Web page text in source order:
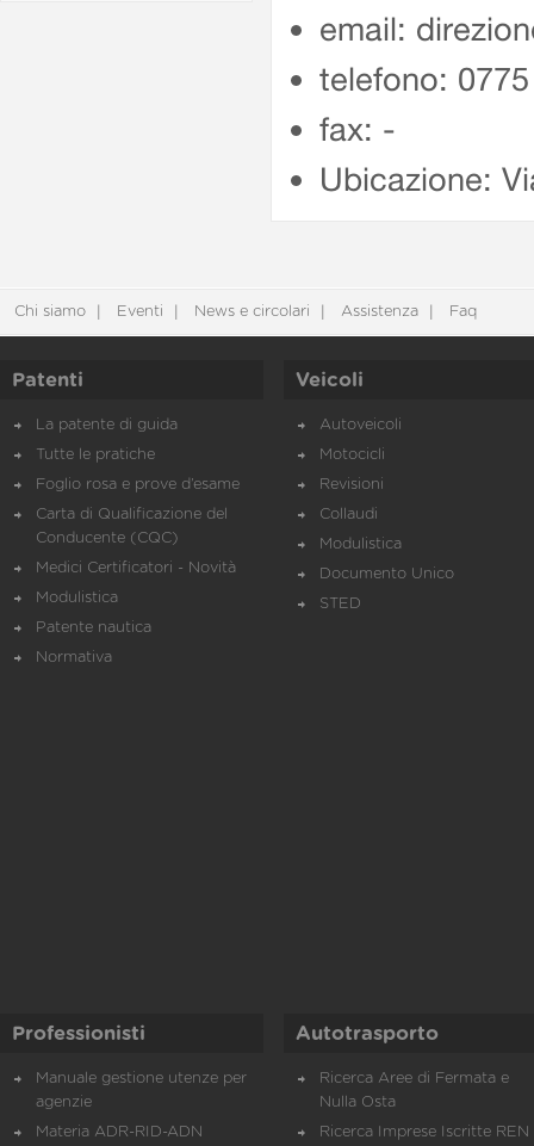
email:
telefono:
fax: -
Ubicazione:
Chi siamo Eventi News e circolari Assistenza Faq
Patenti
La patente di guida
Tutte le pratiche
Foglio rosa e prove d’esame
Carta di Qualificazione del
Conducente (CQC)
Medici Certificatori - Novità
Modulistica
Patente nautica
Normativa
Veicoli
Autoveicoli
Motocicli
Revisioni
Collaudi
Modulistica
Documento Unico
STED
Professionisti
Manuale gestione utenze per
agenzie
Materia ADR-RID-ADN
Autotrasporto
Ricerca Aree di Fermata e
Nulla Osta
Ricerca Imprese Iscritte REN